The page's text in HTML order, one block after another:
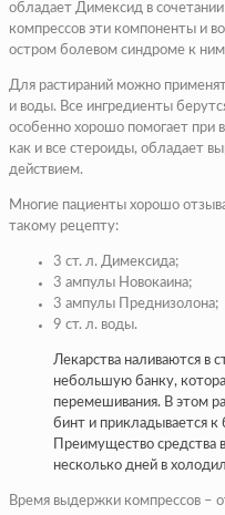
обладает Димексид в
компрессов эти компоненты и
остром болевом синдроме к
Для растираний можно
и воды. Все ингредиенты
особенно хорошо помогает при
как и все стероиды, обладает
действием.
Многие пациенты хорошо
такому рецепту:
3 ст. л. Димексида;
3 ампулы Новокаина;
3 ампулы Преднизолона;
9 ст. л. воды.
Лекарства наливаются в
небольшую банку,
перемешивания. В этом
бинт и прикладывается
Преимущество средства
несколько дней в
Время выдержки компрессов –